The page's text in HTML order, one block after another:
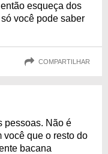
esqueça dos
você pode saber
COMPARTILHAR
pessoas. Não é
você que o resto do
bacana